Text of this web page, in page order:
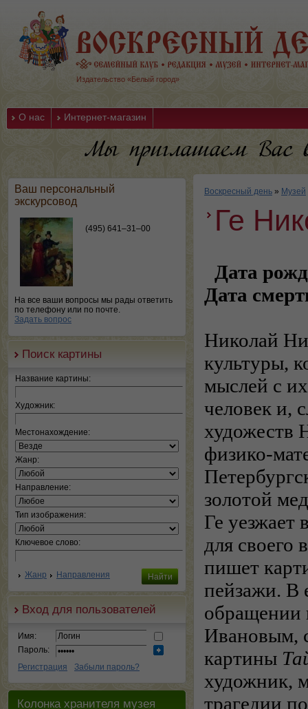
Издательство «Белый город»
О нас Интернет-магазин
Ваш персональный
экскурсовод
(495) 641–31–00
На все ваши вопросы мы рады ответить
по телефону или по почте.
Задать вопрос
Поиск картины
Название картины:
Художник:
Местонахождение:
Жанр:
Направление:
Тип изображения:
Ключевое слово:
Жанр Направления
Вход для пользователей
Имя:
Пароль:
Регистрация
Забыли пароль?
Колонка хранителя музея
Воскресный день » Музей
Ге
Дата
Дата
Николай
культуры,
мыслей с
человек и,
художеств
физико-
золотой
Ге уезжает
для своего
пишет
пейзажи. В
обращении
Ивановым,
картины
художник,
трагедии